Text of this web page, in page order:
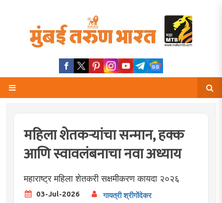
महिला शेतकर्‍यांचा सन्मान, हक्क
आणि स्वावलंबनाचा नवा अध्याय
महाराष्ट्र महिला शेतकरी सक्षमीकरण कायदा २०२६
03-Jul-2026 गायत्री श्रीगोंदेकर